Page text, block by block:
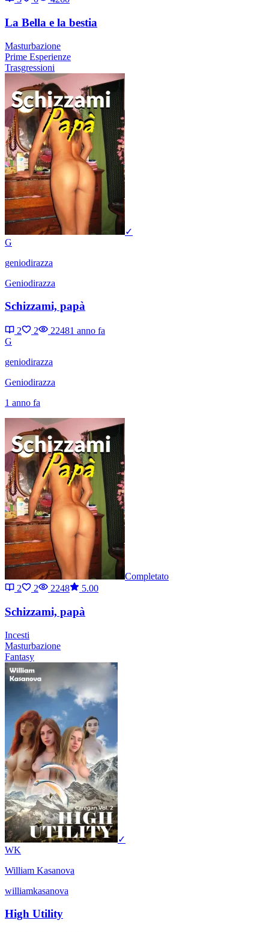
La Bella e la bestia
Masturbazione
Prime Esperienze
Trasgressioni
✓
G
geniodirazza
Geniodirazza
Schizzami, papà
2 2 22481 anno fa
G
geniodirazza
Geniodirazza
1 anno fa
Completato
2
2 2248 5.00
Schizzami, papà
Incesti
Masturbazione
Fantasy
✓
WK
William Kasanova
williamkasanova
High Utility